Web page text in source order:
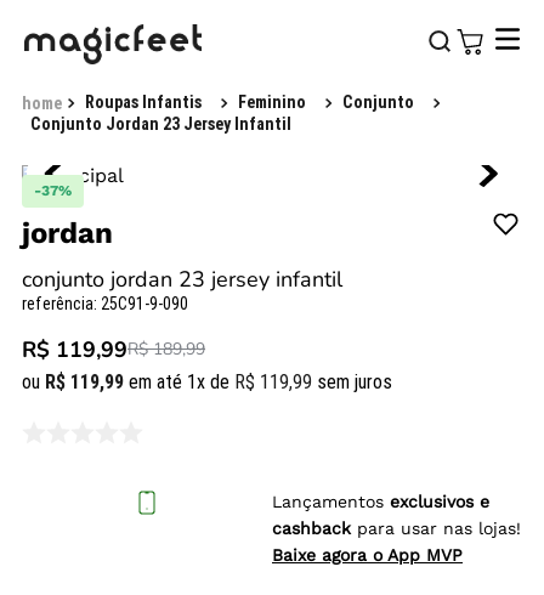
Roupas Infantis Feminino
Conjunto
Conjunto Jordan 23 Jersey Infantil
-37%
jordan
conjunto jordan 23 jersey infantil
referência: 25C91-9-090
R$ 119,99R$ 189,99
ou R$ 119,99 em até 1x de R$ 119,99 sem juros
Lançamentos exclusivos e
cashback para usar nas lojas!
Baixe agora o App MVP